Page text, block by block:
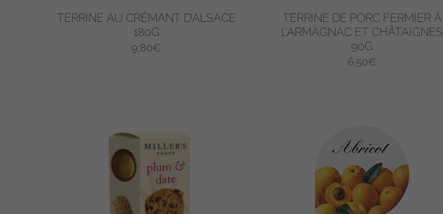
TERRINE AU CRÉMANT D’ALSACE
180G
9,80€
TERRINE DE PORC FERMIER À
L’ARMAGNAC ET CHÂTAIGNES
90G
6,50€